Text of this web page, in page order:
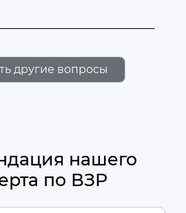
другие вопросы
нашего
по ВЗР